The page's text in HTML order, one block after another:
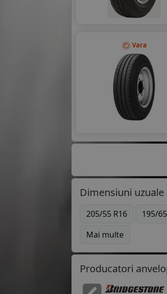
Vara
Dimensiuni uzuale
205/55 R16 195/
Mai multe
Producatori